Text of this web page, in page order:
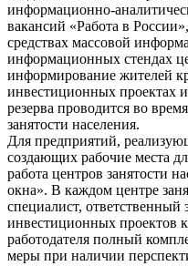
информационно-
вакансий «Работа в
средствах массовой
информационных стендах
информирование жителей
инвестиционных проектах
резерва проводится во
занятости населения.
Для предприятий,
создающих рабочие места
работа центров занятости
окна». В каждом центре
специалист, ответственный
инвестиционных проектов
работодателя полный
меры при наличии